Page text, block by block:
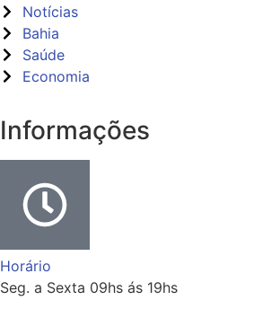
Notícias
Bahia
Saúde
Economia
Informações
Horário
Seg. a Sexta 09hs ás 19hs